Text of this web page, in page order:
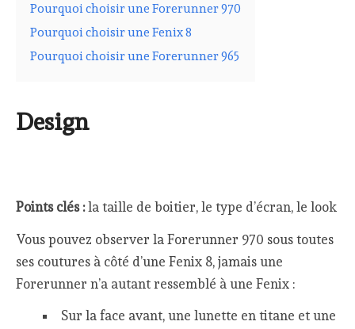
Pourquoi choisir une Forerunner 970
Pourquoi choisir une Fenix 8
Pourquoi choisir une Forerunner 965
Design
Points clés :la taille de boitier, le type d’écran, le look
Vous pouvez observer la Forerunner 970 sous toutes
ses coutures à côté d’une Fenix 8, jamais une
Forerunner n’a autant ressemblé à une Fenix :
Sur la face avant, une lunette en titane et une